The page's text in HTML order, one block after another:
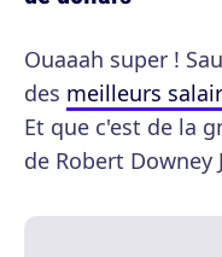
Ouaaah super !
des meilleurs
Et que c'est de la
de Robert Downey